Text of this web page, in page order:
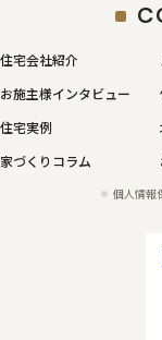
住宅会社紹介
お施主様インタビュー
住宅実例
家づくりコラム
個人情報